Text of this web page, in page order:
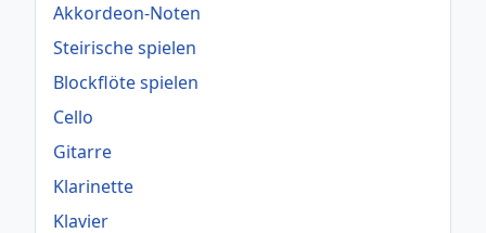
Akkordeon-Noten
Steirische spielen
Blockflöte spielen
Cello
Gitarre
Klarinette
Klavier